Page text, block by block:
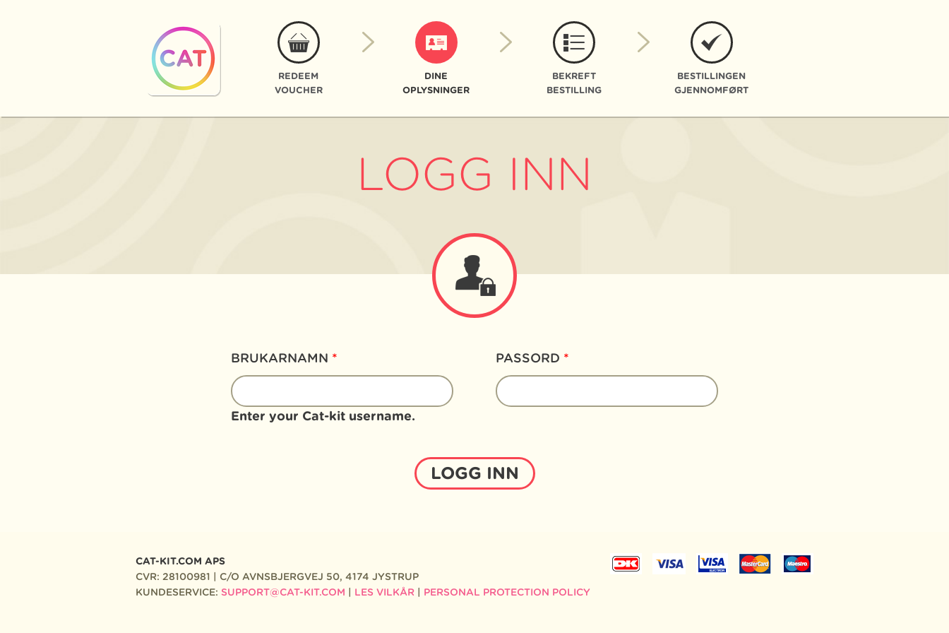
REDEEM
VOUCHER
DINE
OPLYSNINGER
BEKREFT
BESTILLING
BESTILLINGEN
GJENNOMFØRT
LOGG INN
BRUKARNAMN *
Enter your Cat-kit username.
PASSORD *
CAT-KIT.COM APS
CVR: 28100981 | C/O AVNSBJERGVEJ 50, 4174 JYSTRUP
KUNDESERVICE: SUPPORT@CAT-KIT.COM LES VILKÅR PERSONAL PROTECTION POLICY